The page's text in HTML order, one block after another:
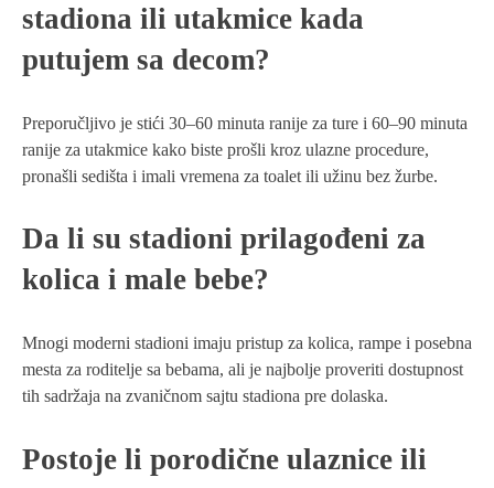
stadiona ili utakmice kada
putujem sa decom?
Preporučljivo je stići 30–60 minuta ranije za ture i 60–90 minuta
ranije za utakmice kako biste prošli kroz ulazne procedure,
pronašli sedišta i imali vremena za toalet ili užinu bez žurbe.
Da li su stadioni prilagođeni za
kolica i male bebe?
Mnogi moderni stadioni imaju pristup za kolica, rampe i posebna
mesta za roditelje sa bebama, ali je najbolje proveriti dostupnost
tih sadržaja na zvaničnom sajtu stadiona pre dolaska.
Postoje li porodične ulaznice ili